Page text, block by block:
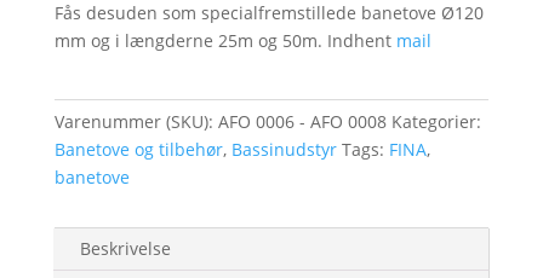
Fås desuden som specialfremstillede banetove Ø120
mm og i længderne 25m og 50m. Indhent mail
Varenummer (SKU): AFO 0006 - AFO 0008 Kategorier:
Banetove og tilbehør, Bassinudstyr Tags: FINA,
banetove
Beskrivelse